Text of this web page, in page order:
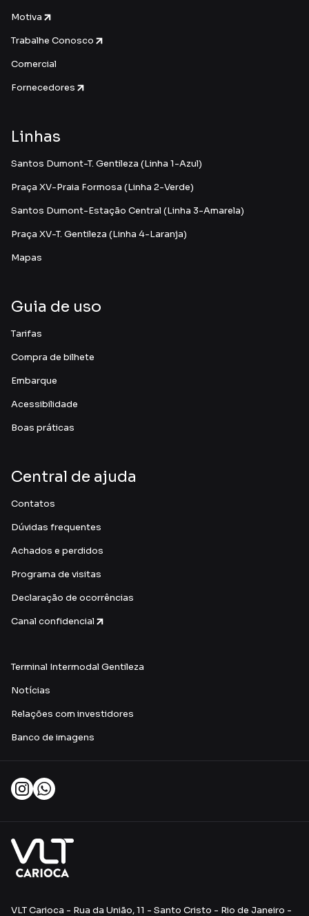
Motiva
Trabalhe Conosco
Comercial
Fornecedores
Linhas
Santos Dumont-T. Gentileza (Linha 1-Azul)
Praça XV-Praia Formosa (Linha 2-Verde)
Santos Dumont-Estação Central (Linha 3-Amarela)
Praça XV-T. Gentileza (Linha 4-Laranja)
Mapas
Guia de uso
Tarifas
Compra de bilhete
Embarque
Acessibilidade
Boas práticas
Central de ajuda
Contatos
Dúvidas frequentes
Achados e perdidos
Programa de visitas
Declaração de ocorrências
Canal confidencial
Terminal Intermodal Gentileza
Notícias
Relações com investidores
Banco de imagens
VLT Carioca - Rua da União, 11 - Santo Cristo - Rio de Janeiro -